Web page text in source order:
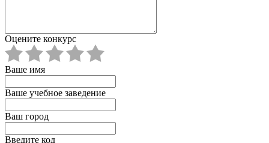
Оцените конкурс
Ваше имя
Ваше учебное заведение
Ваш город
Введите код